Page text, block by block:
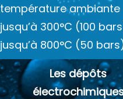
température ambiante
jusqu’à 300°C (100
jusqu’à 800°C (50
Les dépôts